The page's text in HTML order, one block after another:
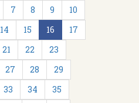
7 8 9
10
14 15 16
17
21 22
23
27 28
29
33 34
35